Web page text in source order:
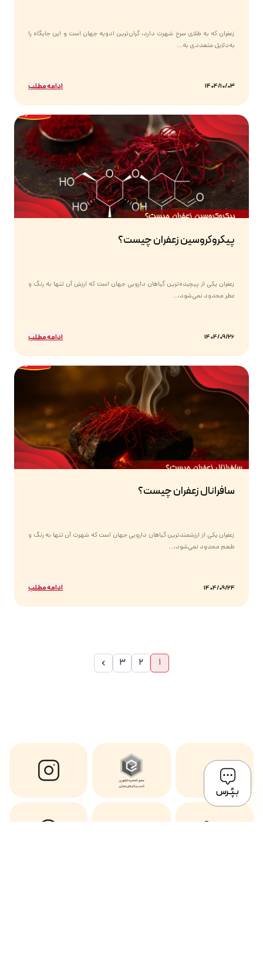
زعفران که به طلای سرخ شهرت دارد، گران‌ترین ادویه جهان است و این جایگاه را
به‌دلایل متعددی به...
1404/10/03 ادامه مطلب
پیکروکروسین زعفران چیست؟
زعفران یکی از پیچیده‌ترین گیاهان دارویی جهان است که ارزش آن تنها به رنگ و
عطر محدود نمی‌شود،...
1404/09/26 ادامه مطلب
سافرانال زعفران چیست؟
زعفران یکی از ارزشمندترین گیاهان دارویی جهان است که شهرت آن تنها به رنگ و
طعم محدود نمی‌شود،...
1404/09/24 ادامه مطلب
1
2
3
بـپُـرس